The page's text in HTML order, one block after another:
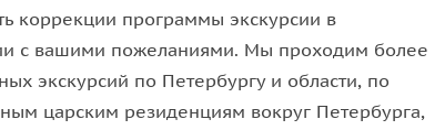
коррекции программы экскурсии в
с вашими пожеланиями. Мы проходим более
экскурсий по Петербургу и области, по
царским резиденциям вокруг Петербурга,